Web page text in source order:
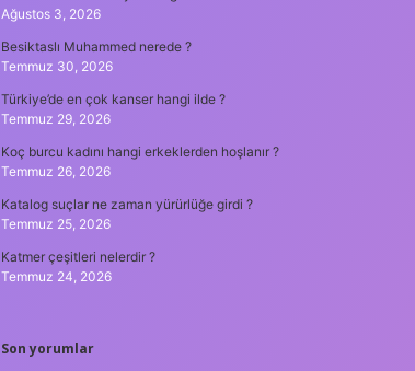
Ağustos 3, 2026
Besiktaslı Muhammed nerede ?
Temmuz 30, 2026
Türkiye’de en çok kanser hangi ilde ?
Temmuz 29, 2026
Koç burcu kadını hangi erkeklerden hoşlanır ?
Temmuz 26, 2026
Katalog suçlar ne zaman yürürlüğe girdi ?
Temmuz 25, 2026
Katmer çeşitleri nelerdir ?
Temmuz 24, 2026
Son yorumlar